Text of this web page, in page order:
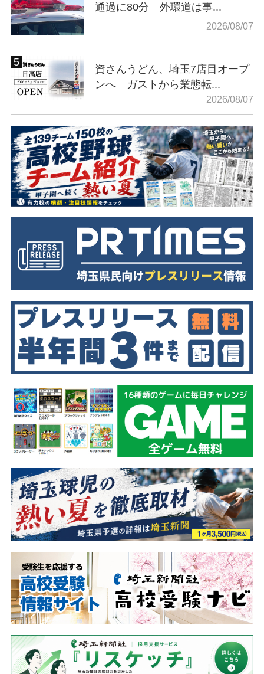
通過に80分 外環道は事...
2026/08/07
資さんうどん、埼玉7店目オープ
ンへ ガストから業態転...
2026/08/07